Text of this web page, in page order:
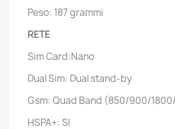
Peso: 187 grammi
RETE
Sim Card:Nano
Dual Sim: Dual stand-by
Gsm: Quad Band (850/900/
HSPA+: SI